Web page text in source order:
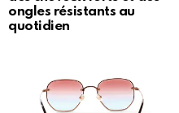
ongles résistants au
quotidien